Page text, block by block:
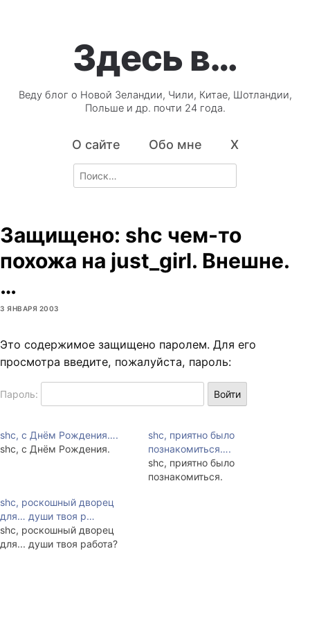
Здесь в…
Веду блог о Новой Зеландии, Чили, Китае, Шотландии,
Польше и др. почти 24 года.
О сайте Обо мне X
Search
for:
Защищено: shc чем-то
похожа на just_girl. Внешне.
…
3 ЯНВАРЯ 2003
Это содержимое защищено паролем. Для его
просмотра введите, пожалуйста, пароль:
Пароль:
shc, с Днём Рождения….
shc, с Днём Рождения.
shc, приятно было
познакомиться….
shc, приятно было
познакомиться.
shc, роскошный дворец
для… души твоя р…
shc, роскошный дворец
для... души твоя работа?